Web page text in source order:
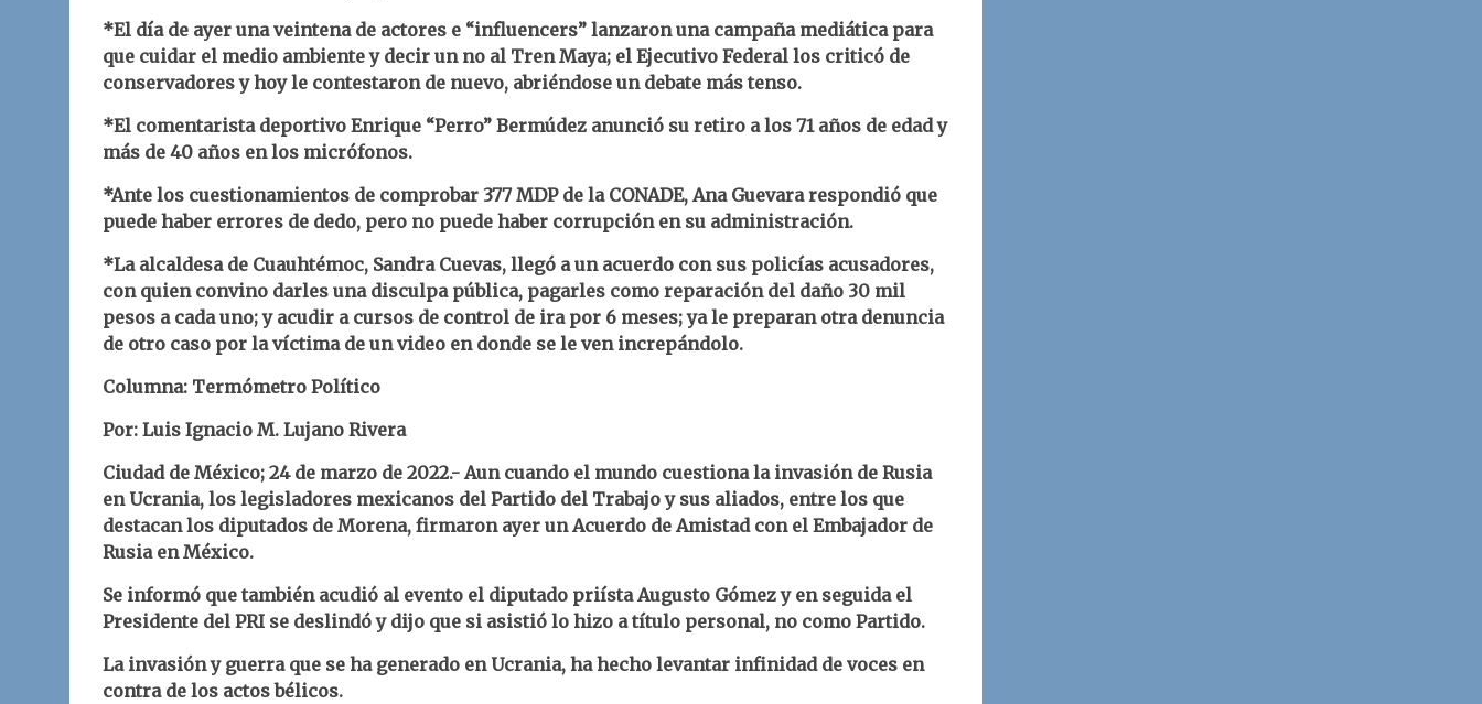
*El día de ayer una veintena de actores e “influencers” lanzaron una campaña mediática para
que cuidar el medio ambiente y decir un no al Tren Maya; el Ejecutivo Federal los criticó de
conservadores y hoy le contestaron de nuevo, abriéndose un debate más tenso.
*El comentarista deportivo Enrique “Perro” Bermúdez anunció su retiro a los 71 años de edad y
más de 40 años en los micrófonos.
*Ante los cuestionamientos de comprobar 377 MDP de la CONADE, Ana Guevara respondió que
puede haber errores de dedo, pero no puede haber corrupción en su administración.
*La alcaldesa de Cuauhtémoc, Sandra Cuevas, llegó a un acuerdo con sus policías acusadores,
con quien convino darles una disculpa pública, pagarles como reparación del daño 30 mil
pesos a cada uno; y acudir a cursos de control de ira por 6 meses; ya le preparan otra denuncia
de otro caso por la víctima de un video en donde se le ven increpándolo.
Columna: Termómetro Político
Por: Luis Ignacio M. Lujano Rivera
Ciudad de México; 24 de marzo de 2022.- Aun cuando el mundo cuestiona la invasión de Rusia
en Ucrania, los legisladores mexicanos del Partido del Trabajo y sus aliados, entre los que
destacan los diputados de Morena, firmaron ayer un Acuerdo de Amistad con el Embajador de
Rusia en México.
Se informó que también acudió al evento el diputado priísta Augusto Gómez y en seguida el
Presidente del PRI se deslindó y dijo que si asistió lo hizo a título personal, no como Partido.
La invasión y guerra que se ha generado en Ucrania, ha hecho levantar infinidad de voces en
contra de los actos bélicos.